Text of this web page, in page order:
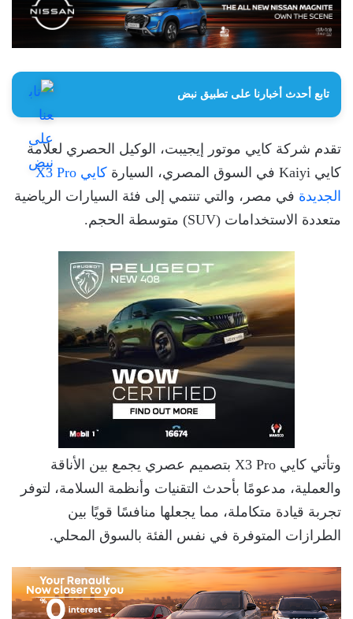
تابع أحدث أخبارنا على تطبيق نبض
تقدم شركة كايي موتور إيجيبت، الوكيل الحصري لعلامة
كايي Kaiyi في السوق المصري، السيارة
كايي X3 Pro
الجديدة في مصر، والتي تنتمي إلى فئة السيارات الرياضية
متعددة الاستخدامات (SUV) متوسطة الحجم.
وتأتي كايي X3 Pro بتصميم عصري يجمع بين الأناقة
والعملية، مدعومًا بأحدث التقنيات وأنظمة السلامة، لتوفر
تجربة قيادة متكاملة، مما يجعلها منافسًا قويًا بين
الطرازات المتوفرة في نفس الفئة بالسوق المحلي.